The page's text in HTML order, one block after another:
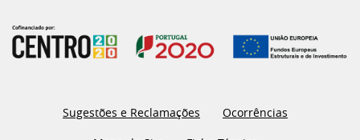
Sugestões e Reclamações
Ocorrências